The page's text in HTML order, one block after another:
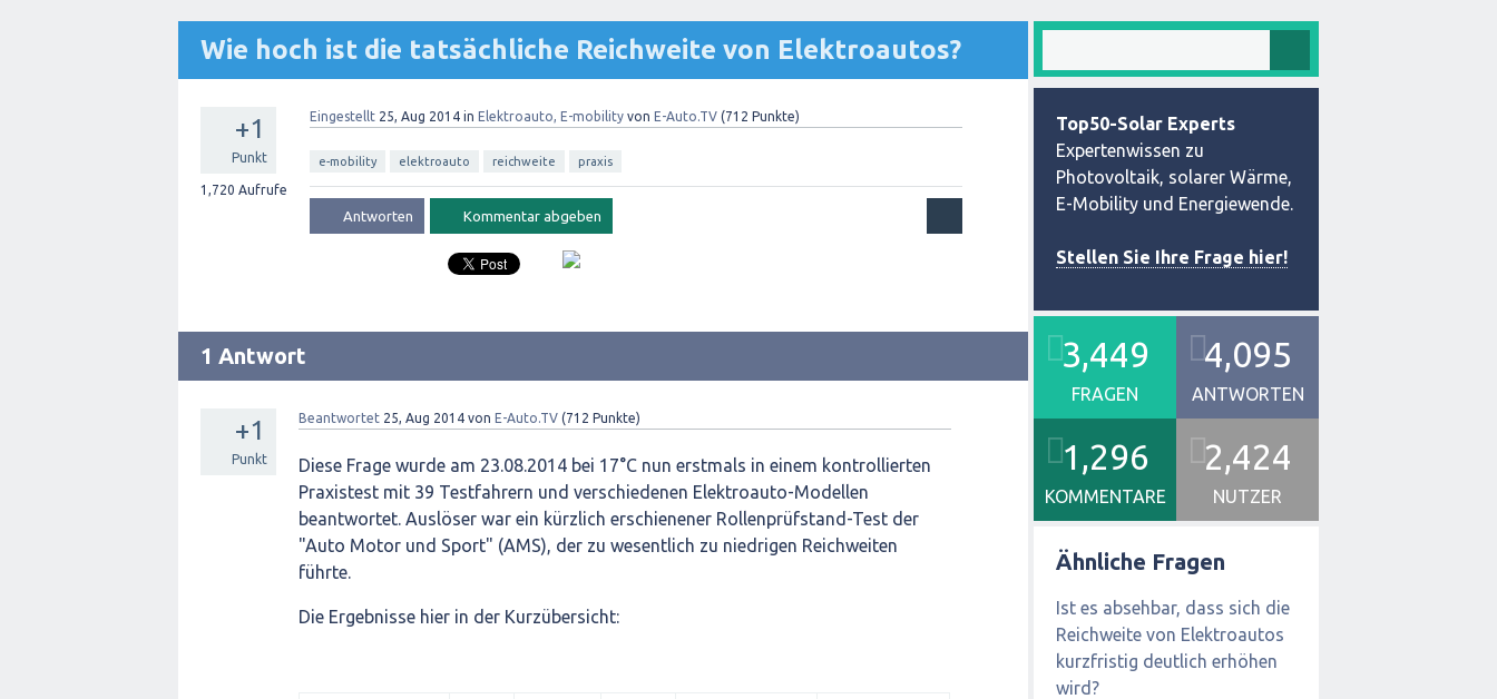
Wie hoch ist die tatsächliche Reichweite von Elektroautos?
+1
Punkt
1,720 Aufrufe
Eingestellt 25, Aug 2014 in Elektroauto, E-mobility von E-Auto.TV (712 Punkte)
e-mobility elektroauto reichweite praxis
1 Antwort
+1
Punkt
Beantwortet 25, Aug 2014 von E-Auto.TV (712 Punkte)
Diese Frage wurde am 23.08.2014 bei 17°C nun erstmals in einem kontrollierten
Praxistest mit 39 Testfahrern und verschiedenen Elektroauto-Modellen
beantwortet. Auslöser war ein kürzlich erschienener Rollenprüfstand-Test der
"Auto Motor und Sport" (AMS), der zu wesentlich zu niedrigen Reichweiten
führte.
Die Ergebnisse hier in der Kurzübersicht:
Top50-Solar Experts
Expertenwissen zu
Photovoltaik, solarer Wärme,
E-Mobility und Energiewende.
Stellen Sie Ihre Frage hier!
3,449
FRAGEN
4,095
ANTWORTEN
1,296
KOMMENTARE
2,424
NUTZER
Ähnliche Fragen
Ist es absehbar, dass sich die
Reichweite von Elektroautos
kurzfristig deutlich erhöhen
wird?